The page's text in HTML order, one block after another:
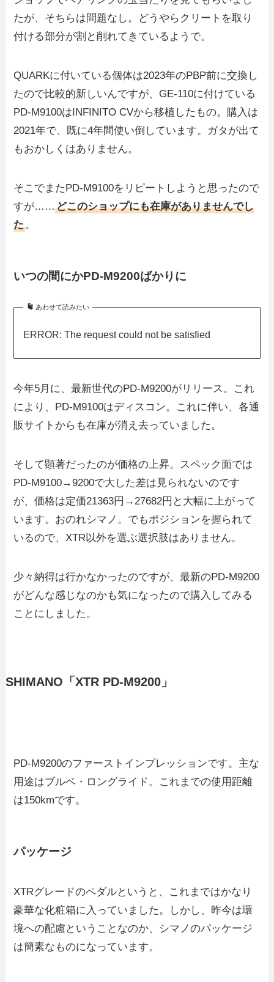
たが、そちらは問題なし。どうやらクリートを取り
付ける部分が割と削れてきているようで。
QUARKに付いている個体は2023年のPBP前に交換し
たので比較的新しいんですが、GE-110に付けている
PD-M9100はINFINITO CVから移植したもの。購入は
2021年で、既に4年間使い倒しています。ガタが出て
もおかしくはありません。
そこでまたPD-M9100をリピートしようと思ったので
すが……どこのショップにも在庫がありませんでし
た。
いつの間にかPD-M9200ばかりに
あわせて読みたい
ERROR: The request could not be satisfied
今年5月に、最新世代のPD-M9200がリリース。これ
により、PD-M9100はディスコン。これに伴い、各通
販サイトからも在庫が消え去っていました。
そして顕著だったのが価格の上昇。スペック面では
PD-M9100→9200で大した差は見られないのです
が、価格は定価21363円→27682円と大幅に上がって
います。おのれシマノ。でもポジションを握られて
いるので、XTR以外を選ぶ選択肢はありません。
少々納得は行かなかったのですが、最新のPD-M9200
がどんな感じなのかも気になったので購入してみる
ことにしました。
SHIMANO「XTR PD-M9200」
PD-M9200のファーストインプレッションです。主な
用途はブルベ・ロングライド。これまでの使用距離
は150kmです。
パッケージ
XTRグレードのペダルというと、これまではかなり
豪華な化粧箱に入っていました。しかし、昨今は環
境への配慮ということなのか、シマノのパッケージ
は簡素なものになっています。